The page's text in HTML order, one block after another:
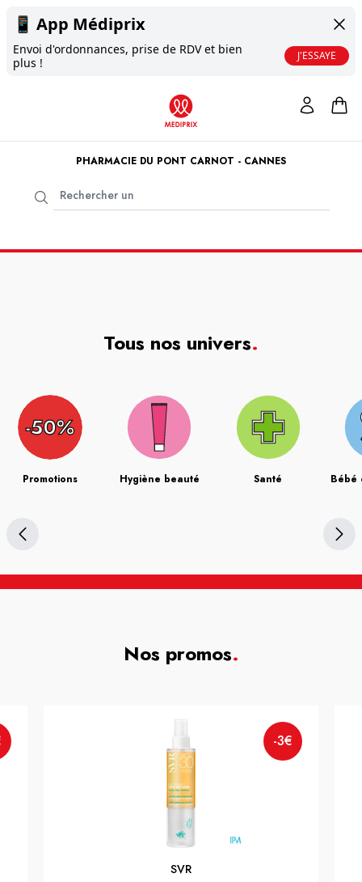
📱 App Médiprix
Envoi d'ordonnances, prise de RDV et bien
plus !
J'ESSAYE
PHARMACIE DU PONT CARNOT - CANNES
Tous nos univers.
Promotions Hygiène beauté Santé Bébé
Nos promos.
-3€
SVR